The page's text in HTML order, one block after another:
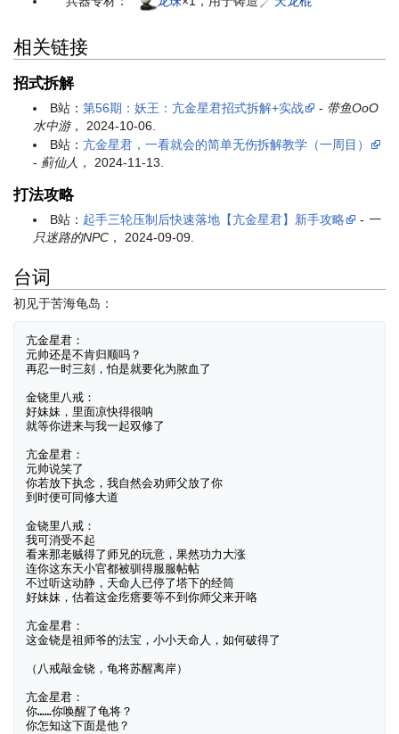
相关链接
招式拆解
B站：第56期：妖王：亢金星君招式拆解+实战 - 带鱼OoO
水中游， 2024-10-06.
B站：亢金星君，一看就会的简单无伤拆解教学（一周目）
- 蓟仙人 ， 2024-11-13.
打法攻略
B站： 起手三轮压制后快速落地【亢金星君】新手攻略 - 一
只迷路的NPC ， 2024-09-09.
台词
初见于苦海龟岛：
亢金星君：
元帅还是不肯归顺吗？
再忍一时三刻，怕是就要化为脓血了
金铙里八戒：
好妹妹，里面凉快得很呐
就等你进来与我一起双修了
亢金星君：
元帅说笑了
你若放下执念，我自然会劝师父放了你
到时便可同修大道
金铙里八戒：
我可消受不起
看来那老贼得了师兄的玩意，果然功力大涨
连你这东天小官都被驯得服服帖帖
不过听这动静，天命人已停了塔下的经筒
好妹妹，估着这金疙瘩要等不到你师父来开咯
亢金星君：
这金铙是祖师爷的法宝，小小天命人，如何破得了
（八戒敲金铙，龟将苏醒离岸）
亢金星君：
你……你唤醒了龟将？
你怎知这下面是他？